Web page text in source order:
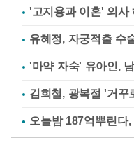
'고지용과 이혼' 의사
유혜정, 자궁적출
'마약 자숙' 유아인,
김희철, 광복절 '거